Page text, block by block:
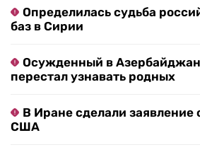
Определилась судьба
баз в Сирии
Осужденный в
перестал узнавать родных
В Иране сделали заявление
США